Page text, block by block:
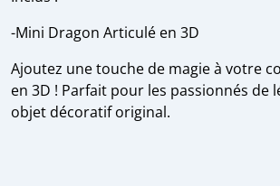
-Mini Dragon Articulé en 3D
Ajoutez une touche de magie à votre
en 3D ! Parfait pour les passionnés de
objet décoratif original.